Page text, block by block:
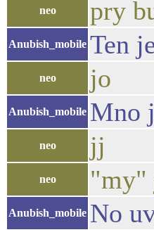
neo pry
Anubish_mobile Ten
neo jo
Anubish_mobile Mno
neo jj
neo "my"
Anubish_mobile No